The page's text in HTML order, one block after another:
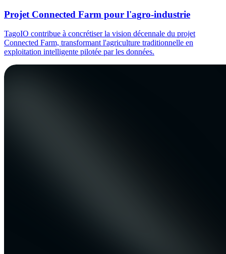
Projet Connected Farm pour l'agro-industrie
TagoIO contribue à concrétiser la vision décennale du projet
Connected Farm, transformant l'agriculture traditionnelle en
exploitation intelligente pilotée par les données.